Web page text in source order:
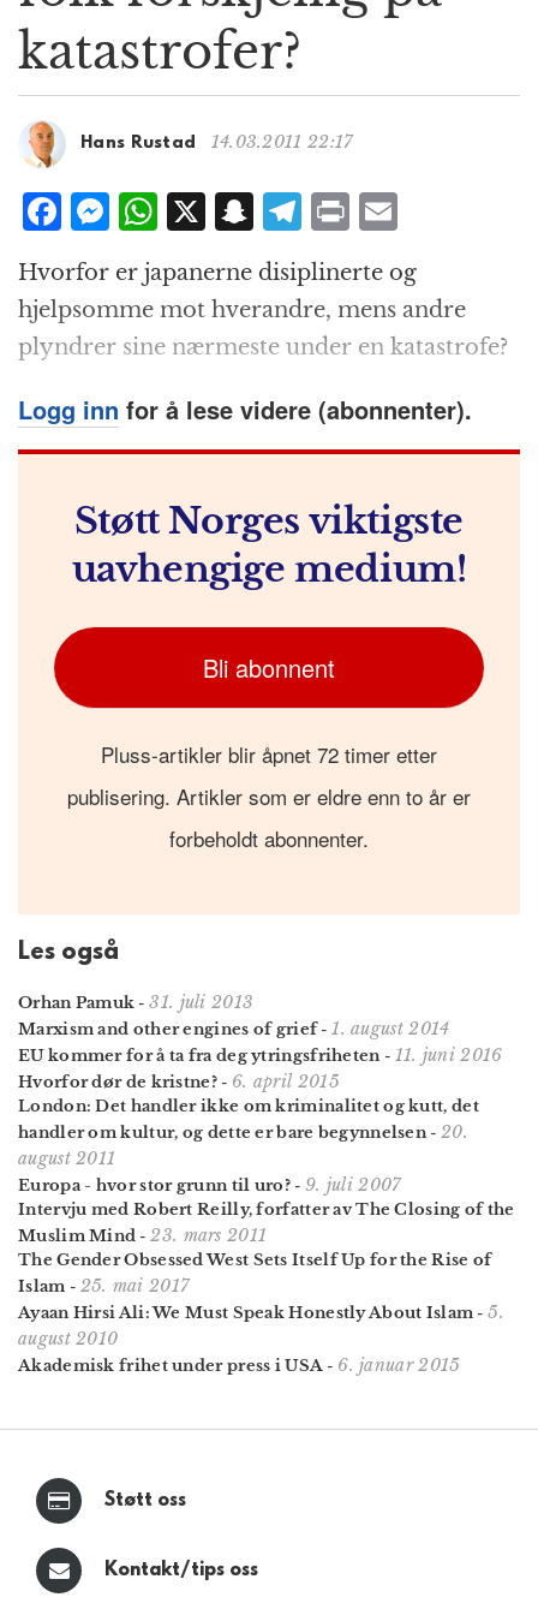
i
n
katastrofer?
Hans Rustad 14.03.2011 22:17
F
a
c
e
b
o
o
M
ss
e
n
g
e
W
at
s
A
p
p
X S
n
a
p
c
h
at
T
el
e
g
r
a
m
P
n
t
ai
l
Hvorfor er japanerne disiplinerte og
hjelpsomme mot hverandre, mens andre
plyndrer sine nærmeste under en katastrofe?
Logg inn for å lese videre (abonnenter).
Støtt Norges viktigste
uavhengige medium!
Bli abonnent
Pluss-artikler blir åpnet 72 timer etter
publisering. Artikler som er eldre enn to år er
forbeholdt abonnenter.
Les også
Orhan Pamuk -31. juli 2013
Marxism and other engines of grief-1. august 2014
EU kommer for å ta fra deg ytringsfriheten- 11. juni 2016
Hvorfor dør de kristne?- 6. april 2015
London: Det handler ikke om kriminalitet og kutt, det
handler om kultur, og dette er bare begynnelsen-20.
august 2011
Europa - hvor stor grunn til uro?- 9. juli 2007
Intervju med Robert Reilly, forfatter av The Closing of the
Muslim Mind -23. mars 2011
The Gender Obsessed West Sets Itself Up for the Rise of
Islam - 25. mai 2017
Ayaan Hirsi Ali: We Must Speak Honestly About Islam -5.
august 2010
Akademisk frihet under press i USA - 6. januar 2015
Støtt oss
Kontakt/tips oss